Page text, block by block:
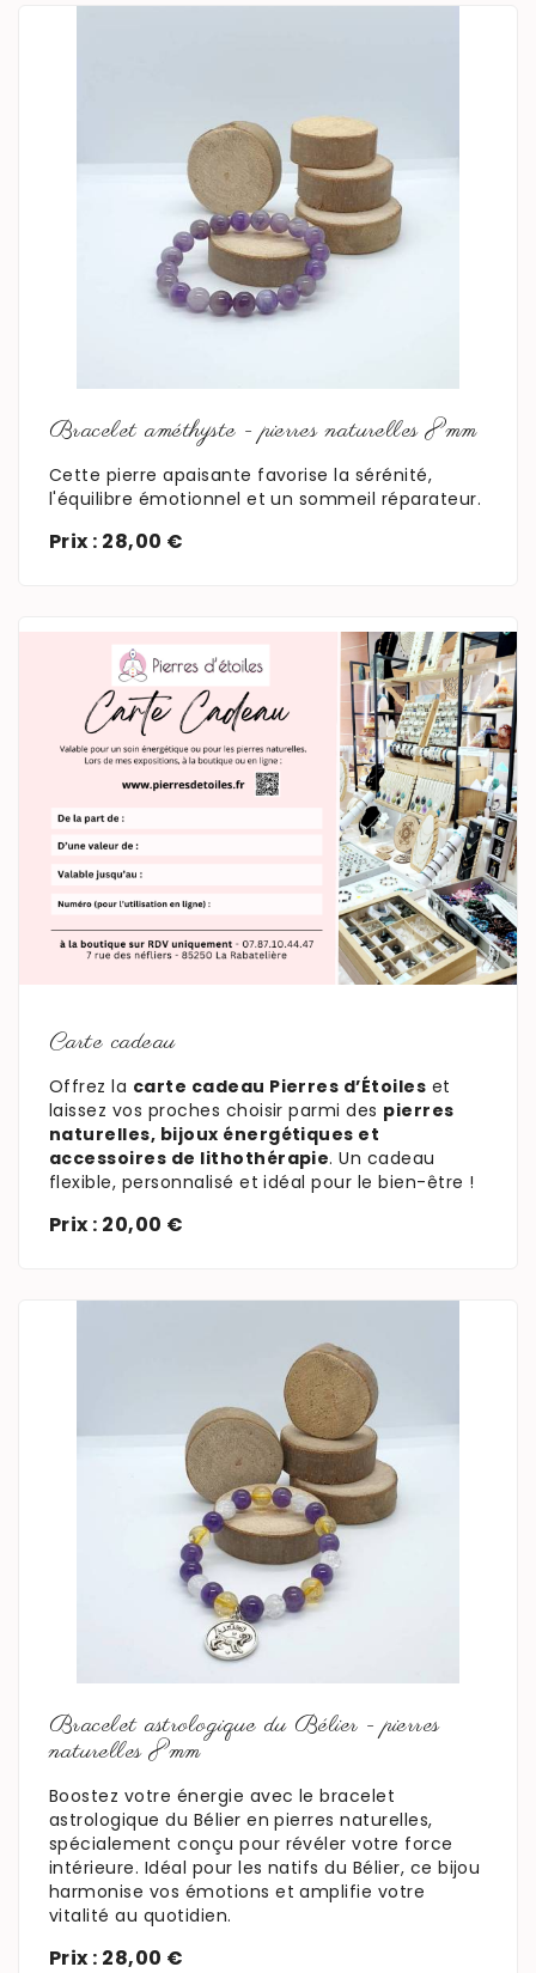
Bracelet améthyste - pierres naturelles 8mm
Cette pierre apaisante favorise la sérénité,
l'équilibre émotionnel et un sommeil réparateur.
Prix : 28,00 €
En savoir plus
Carte cadeau
Offrez la carte cadeau Pierres d’Étoiles et
laissez vos proches choisir parmi des pierres
naturelles, bijoux énergétiques et
accessoires de lithothérapie. Un cadeau
flexible, personnalisé et idéal pour le bien-être !
Prix : 20,00 €
En savoir plus
Bracelet astrologique du Bélier - pierres
naturelles 8mm
Boostez votre énergie avec le bracelet
astrologique du Bélier en pierres naturelles,
spécialement conçu pour révéler votre force
intérieure. Idéal pour les natifs du Bélier, ce bijou
harmonise vos émotions et amplifie votre
vitalité au quotidien.
Prix : 28,00 €
En savoir plus